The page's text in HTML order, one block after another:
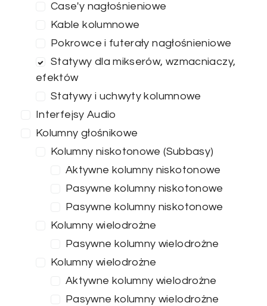
Case'y nagłośnieniowe
Kable kolumnowe
Pokrowce i futerały nagłośnieniowe
Statywy dla mikserów, wzmacniaczy,
efektów
Statywy i uchwyty kolumnowe
Interfejsy Audio
Kolumny głośnikowe
Kolumny niskotonowe (Subbasy)
Aktywne kolumny niskotonowe
Pasywne kolumny niskotonowe
Pasywne kolumny niskotonowe
Kolumny wielodrożne
Pasywne kolumny wielodrożne
Kolumny wielodrożne
Aktywne kolumny wielodrożne
Pasywne kolumny wielodrożne